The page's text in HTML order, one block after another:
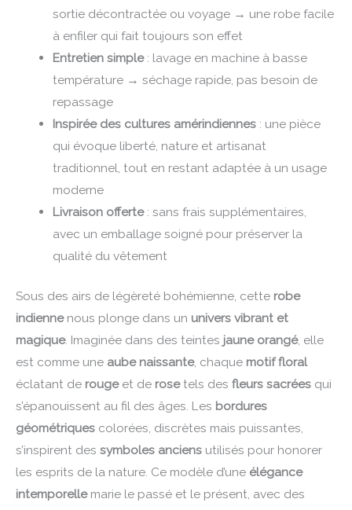
sortie décontractée ou voyage → une robe facile
à enfiler qui fait toujours son effet
Entretien simple: lavage en machine à basse
température → séchage rapide, pas besoin de
repassage
Inspirée des cultures amérindiennes: une pièce
qui évoque liberté, nature et artisanat
traditionnel, tout en restant adaptée à un usage
moderne
Livraison offerte: sans frais supplémentaires,
avec un emballage soigné pour préserver la
qualité du vêtement
Sous des airs de légèreté bohémienne, cette robe
indiennenous plonge dans un univers vibrant et
magique. Imaginée dans des teintes jaune orangé, elle
est comme une aube naissante, chaque motif floral
éclatant de rougeet de rosetels des fleurs sacrées qui
s’épanouissent au fil des âges. Les bordures
géométriques colorées, discrètes mais puissantes,
s’inspirent des symboles anciens utilisés pour honorer
les esprits de la nature. Ce modèle d’une élégance
intemporellemarie le passé et le présent, avec des